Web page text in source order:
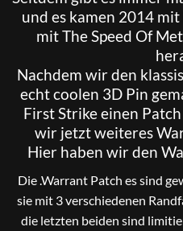
und es kamen 2014
mit The Speed Of
Nachdem wir den
echt coolen 3D Pin
First Strike einen
wir jetzt weiteres
Hier haben wir den
Die .Warrant Patch es sind
sie mit 3 verschiedenen
die letzten beiden sind